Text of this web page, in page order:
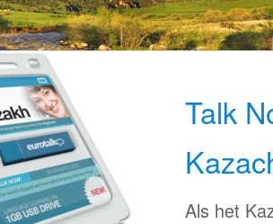
Talk
Als het